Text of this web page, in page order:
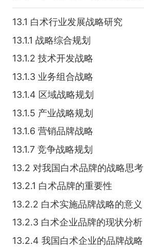
13.1 白术行业发展战略研究
13.1.1 战略综合规划
13.1.2 技术开发战略
13.1.3 业务组合战略
13.1.4 区域战略规划
13.1.5 产业战略规划
13.1.6 营销品牌战略
13.1.7 竞争战略规划
13.2 对我国白术品牌的战略思考
13.2.1 白术品牌的重要性
13.2.2 白术实施品牌战略的意义
13.2.3 白术企业品牌的现状分析
13.2.4 我国白术企业的品牌战略